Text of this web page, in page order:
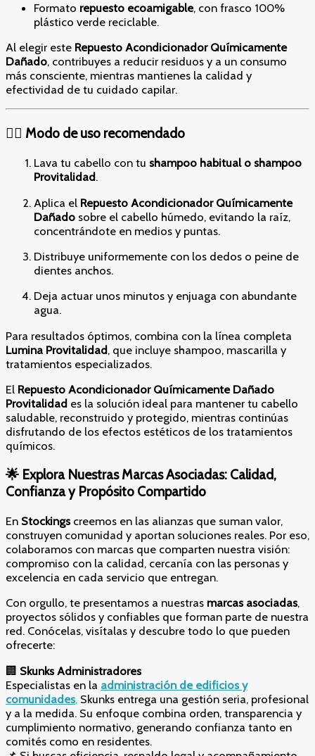
Formato repuesto ecoamigable, con frasco 100%
plástico verde reciclable.
Al elegir este Repuesto Acondicionador Químicamente
Dañado, contribuyes a reducir residuos y a un consumo
más consciente, mientras mantienes la calidad y
efectividad de tu cuidado capilar.
💆‍♀️ Modo de uso recomendado
Lava tu cabello con tu shampoo habitual o shampoo
Provitalidad.
Aplica el Repuesto Acondicionador Químicamente
Dañado sobre el cabello húmedo, evitando la raíz,
concentrándote en medios y puntas.
Distribuye uniformemente con los dedos o peine de
dientes anchos.
Deja actuar unos minutos y enjuaga con abundante
agua.
Para resultados óptimos, combina con la línea completa
Lumina Provitalidad, que incluye shampoo, mascarilla y
tratamientos especializados.
El Repuesto Acondicionador Químicamente Dañado
Provitalidad es la solución ideal para mantener tu cabello
saludable, reconstruido y protegido, mientras continúas
disfrutando de los efectos estéticos de los tratamientos
químicos.
🌟 Explora Nuestras Marcas Asociadas: Calidad,
Confianza y Propósito Compartido
En Stockingscreemos en las alianzas que suman valor,
construyen comunidad y aportan soluciones reales. Por eso,
colaboramos con marcas que comparten nuestra visión:
compromiso con la calidad, cercanía con las personas y
excelencia en cada servicio que entregan.
Con orgullo, te presentamos a nuestras marcas asociadas,
proyectos sólidos y confiables que forman parte de nuestra
red. Conócelas, visítalas y descubre todo lo que pueden
ofrecerte:
🏢 Skunks Administradores
Especialistas en la administración de edificios y
comunidades, Skunks entrega una gestión seria, profesional
y a la medida. Su enfoque combina orden, transparencia y
cumplimiento normativo, generando confianza tanto en
comités como en residentes.